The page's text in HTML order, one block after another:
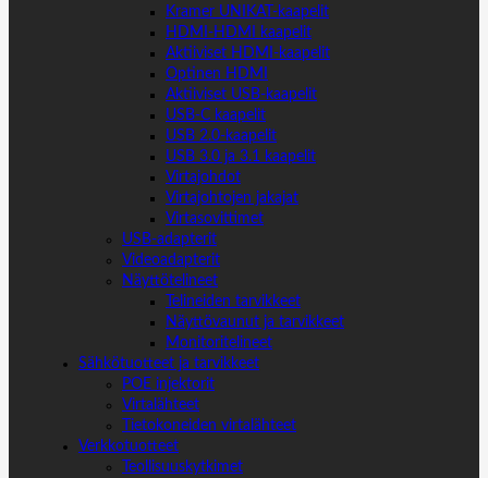
Kramer UNIKAT-kaapelit
HDMI-HDMI kaapelit
Aktiiviset HDMI-kaapelit
Optinen HDMI
Aktiiviset USB-kaapelit
USB-C kaapelit
USB 2.0-kaapelit
USB 3.0 ja 3.1 kaapelit
Virtajohdot
Virtajohtojen jakajat
Virtasovittimet
USB-adapterit
Videoadapterit
Näyttötelineet
Telineiden tarvikkeet
Näyttövaunut ja tarvikkeet
Monitoritelineet
Sähkötuotteet ja tarvikkeet
POE injektorit
Virtalähteet
Tietokoneiden virtalähteet
Verkkotuotteet
Teollisuuskytkimet